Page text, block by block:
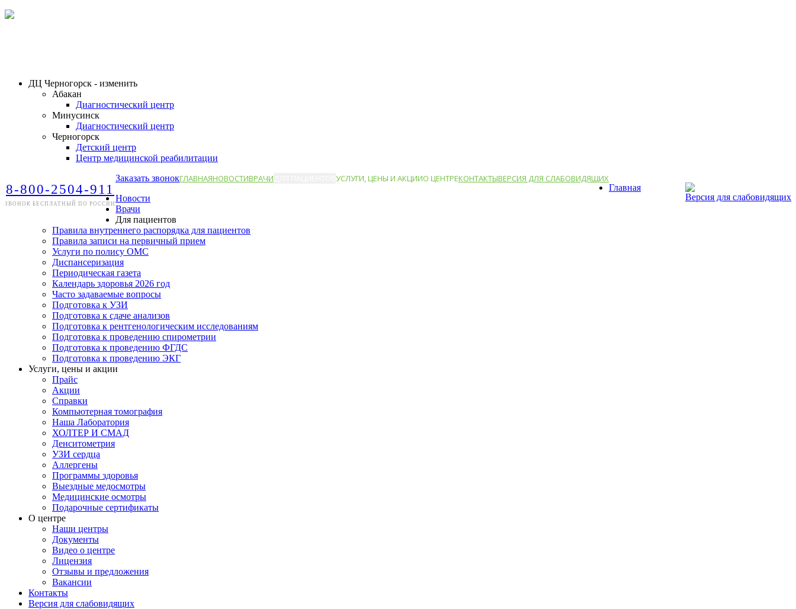
ДЦ Черногорск - изменить
Абакан
Диагностический центр
Минусинск
Диагностический центр
Черногорск
Детский центр
Центр медицинской реабилитации
8-800-2504-911
ЗВОНОК БЕСПЛАТНЫЙ ПО РОССИИ
Заказать звонокГЛАВНАЯНОВОСТИВРАЧИ УСЛУГИ, ЦЕНЫ И АКЦИИО ЦЕНТРЕКОНТАКТЫВЕРСИЯ ДЛЯ СЛАБОВИДЯЩИХ
Версия для слабовидящих
Главная
Новости
Врачи
Для пациентов
Правила внутреннего распорядка для пациентов
Правила записи на первичный прием
Услуги по полису ОМС
Диспансеризация
Периодическая газета
Календарь здоровья 2026 год
Часто задаваемые вопросы
Подготовка к УЗИ
Подготовка к сдаче анализов
Подготовка к рентгенологическим исследованиям
Подготовка к проведению спирометрии
Подготовка к проведению ФГДС
Подготовка к проведению ЭКГ
Услуги, цены и акции
Прайс
Акции
Справки
Компьютерная томография
Наша Лаборатория
ХОЛТЕР И СМАД
Денситометрия
УЗИ сердца
Аллергены
Программы здоровья
Выездные медосмотры
Медицинские осмотры
Подарочные сертификаты
О центре
Наши центры
Документы
Видео о центре
Лицензия
Отзывы и предложения
Вакансии
Контакты
Версия для слабовидящих